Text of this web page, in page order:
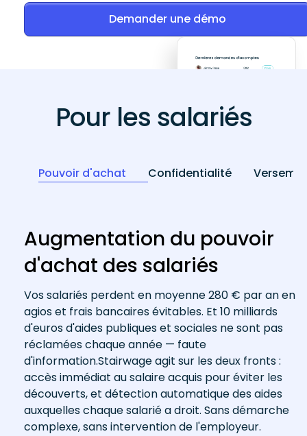
Demander une démo
Pour les salariés
Pouvoir d'achat Confidentialité
Augmentation du pouvoir
d'achat des salariés
Vos salariés perdent en moyenne 280 € par an en
agios et frais bancaires évitables. Et 10 milliards
d'euros d'aides publiques et sociales ne sont pas
réclamées chaque année — faute
d'information.Stairwage agit sur les deux fronts :
accès immédiat au salaire acquis pour éviter les
découverts, et détection automatique des aides
auxquelles chaque salarié a droit. Sans démarche
complexe, sans intervention de l'employeur.